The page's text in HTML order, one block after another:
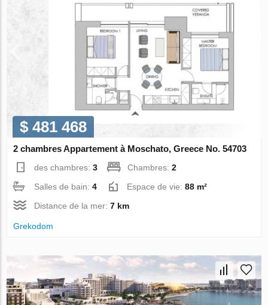
$ 481 468
2 chambres Appartement à Moschato, Greece No. 54703
des chambres:3 Chambres:2
Salles de bain:4 Espace de vie:88 m²
Distance de la mer:7 km
Grekodom